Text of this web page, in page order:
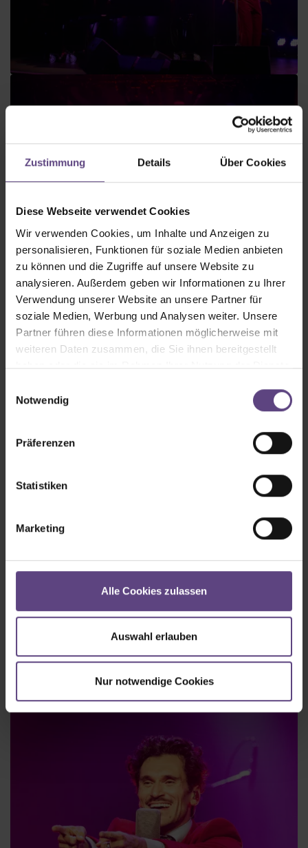
Zustimmung Details Über Cookies
Diese Webseite verwendet Cookies
Wir verwenden Cookies, um Inhalte und Anzeigen zu
personalisieren, Funktionen für soziale Medien anbieten
zu können und die Zugriffe auf unsere Website zu
analysieren. Außerdem geben wir Informationen zu Ihrer
Verwendung unserer Website an unsere Partner für
soziale Medien, Werbung und Analysen weiter. Unsere
Partner führen diese Informationen möglicherweise mit
weiteren Daten zusammen, die Sie ihnen bereitgestellt
haben oder die sie im Rahmen Ihrer Nutzung der Dienste
Notwendig
Präferenzen
Statistiken
Marketing
Alle Cookies zulassen
Auswahl erlauben
Nur notwendige Cookies